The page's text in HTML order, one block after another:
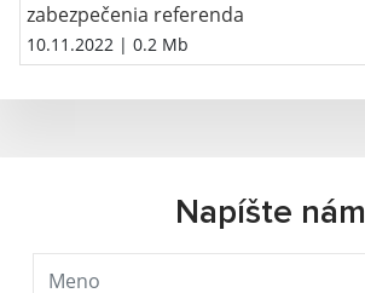
zabezpečenia referenda
10.11.2022 | 0.2 Mb
Napíšte nám